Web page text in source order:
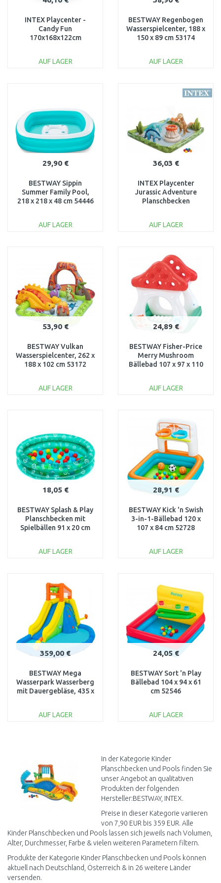
INTEX Playcenter -
Candy Fun
170x168x122cm
AUF LAGER
BESTWAY Regenbogen
Wasserspielcenter, 188 x
150 x 89 cm 53174
AUF LAGER
29,90 €
BESTWAY Sippin
Summer Family Pool,
218 x 218 x 48 cm 54446
AUF LAGER
Vergleichen
36,03 €
INTEX Playcenter
Jurassic Adventure
Planschbecken
AUF LAGER
Vergleichen
53,90 €
BESTWAY Vulkan
Wasserspielcenter, 262 x
188 x 102 cm 53172
AUF LAGER
24,89 €
BESTWAY Fisher-Price
Merry Mushroom
Bällebad 107 x 97 x 110
AUF LAGER
Vergleichen
18,05 €
BESTWAY Splash & Play
Planschbecken mit
Spielbällen 91 x 20 cm
AUF LAGER
Vergleichen
28,91 €
BESTWAY Kick 'n Swish
3-in-1-Bällebad 120 x
107 x 84 cm 52728
AUF LAGER
Vergleichen
359,00 €
BESTWAY Mega
Wasserpark Wasserberg
mit Dauergebläse, 435 x
AUF LAGER
24,05 €
BESTWAY Sort 'n Play
Bällebad 104 x 94 x 61
cm 52546
AUF LAGER
Vergleichen
In der Kategorie Kinder
Planschbecken und Pools finden Sie
unser Angebot an qualitativen
Produkten der folgenden
Hersteller:BESTWAY, INTEX.
Preise in dieser Kategorie variieren
von 7,90 EUR bis 359 EUR. Alle
Kinder Planschbecken und Pools lassen sich jeweils nach Volumen,
Alter, Durchmesser, Farbe & vielen weiteren Parametern filtern.
Produkte der Kategorie Kinder Planschbecken und Pools können
aktuell nach Deutschland, Österreich & in 26 weitere Länder
versenden.